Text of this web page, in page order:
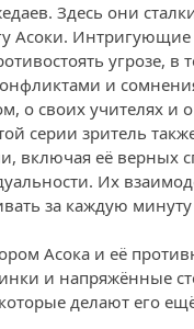
Здесь они
Асоки.
угрозе, в
и
о своих учителях и
серии зритель
включая её верных
Их
за каждую
Асока и её
и напряжённые
делают его